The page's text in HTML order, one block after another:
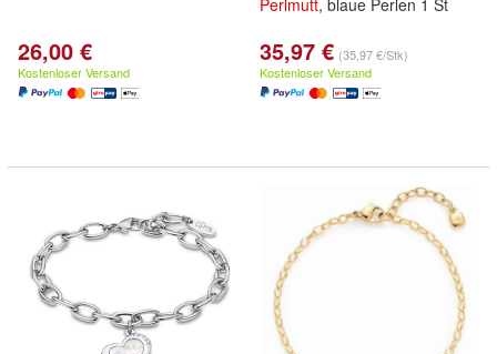
26,00 €
Kostenloser Versand
Perlmutt, blaue Perlen 1 St
35,97 € (35,97 €/Stk)
Kostenloser Versand